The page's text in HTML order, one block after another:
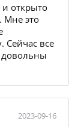
и открыто
Мне это
Сейчас все
2023-09-16